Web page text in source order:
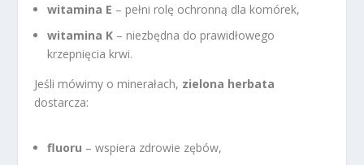
witamina E – pełni rolę ochronną dla komórek,
witamina K – niezbędna do prawidłowego
krzepnięcia krwi.
Jeśli mówimy o minerałach, zielona herbata
dostarcza:
fluoru – wspiera zdrowie zębów,